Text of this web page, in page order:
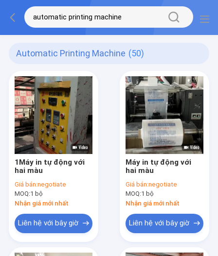
Automatic Printing Machine (50)
1Máy in tự động với
hai màu
Giá bán:negotiate
MOQ:1 bộ
Nhận giá mới nhất
Liên hệ với bây giờ
Máy in tự động với
hai màu
Giá bán:negotiate
MOQ:1 bộ
Nhận giá mới nhất
Liên hệ với bây giờ